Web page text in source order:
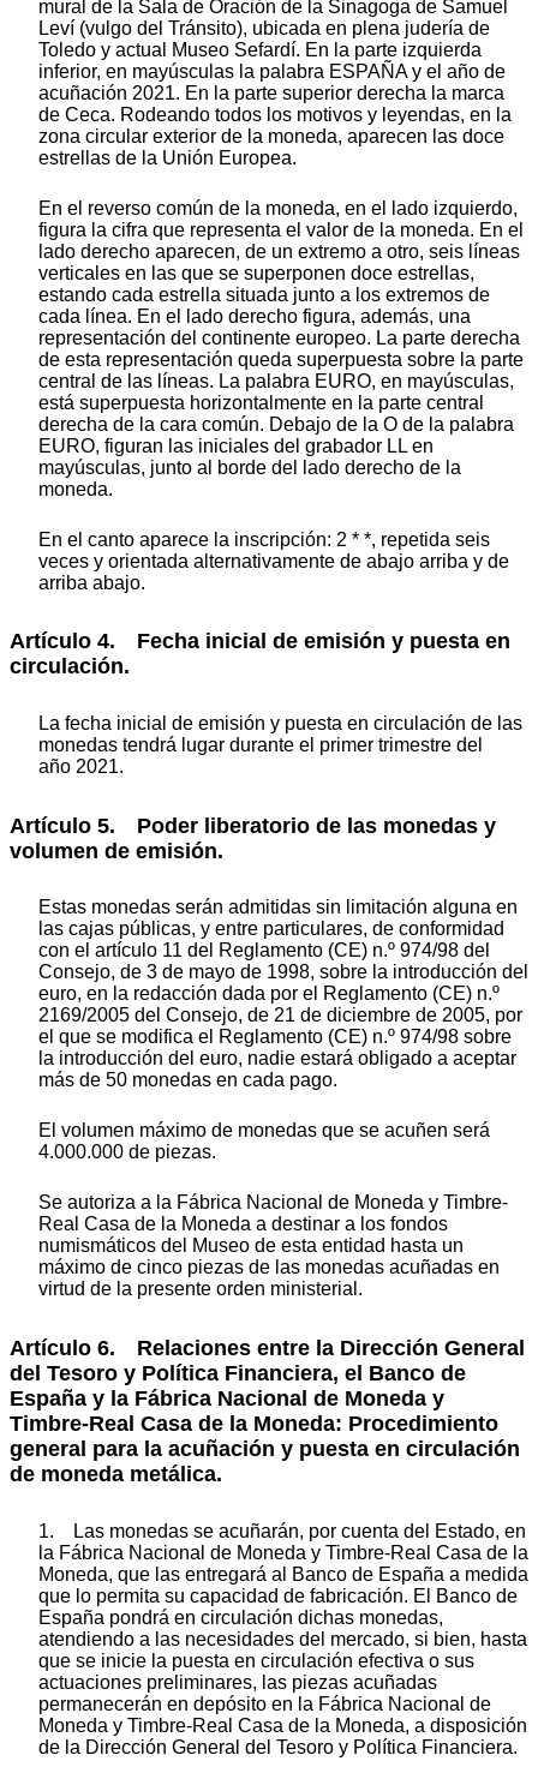
mural de la Sala de Oración de la Sinagoga de Samuel
Leví (vulgo del Tránsito), ubicada en plena judería de
Toledo y actual Museo Sefardí. En la parte izquierda
inferior, en mayúsculas la palabra ESPAÑA y el año de
acuñación 2021. En la parte superior derecha la marca
de Ceca. Rodeando todos los motivos y leyendas, en la
zona circular exterior de la moneda, aparecen las doce
estrellas de la Unión Europea.
En el reverso común de la moneda, en el lado izquierdo,
figura la cifra que representa el valor de la moneda. En el
lado derecho aparecen, de un extremo a otro, seis líneas
verticales en las que se superponen doce estrellas,
estando cada estrella situada junto a los extremos de
cada línea. En el lado derecho figura, además, una
representación del continente europeo. La parte derecha
de esta representación queda superpuesta sobre la parte
central de las líneas. La palabra EURO, en mayúsculas,
está superpuesta horizontalmente en la parte central
derecha de la cara común. Debajo de la O de la palabra
EURO, figuran las iniciales del grabador LL en
mayúsculas, junto al borde del lado derecho de la
moneda.
En el canto aparece la inscripción: 2 * *, repetida seis
veces y orientada alternativamente de abajo arriba y de
arriba abajo.
Artículo 4. Fecha inicial de emisión y puesta en
circulación.
La fecha inicial de emisión y puesta en circulación de las
monedas tendrá lugar durante el primer trimestre del
año 2021.
Artículo 5. Poder liberatorio de las monedas y
volumen de emisión.
Estas monedas serán admitidas sin limitación alguna en
las cajas públicas, y entre particulares, de conformidad
con el artículo 11 del Reglamento (CE) n.º 974/98 del
Consejo, de 3 de mayo de 1998, sobre la introducción del
euro, en la redacción dada por el Reglamento (CE) n.º
2169/2005 del Consejo, de 21 de diciembre de 2005, por
el que se modifica el Reglamento (CE) n.º 974/98 sobre
la introducción del euro, nadie estará obligado a aceptar
más de 50 monedas en cada pago.
El volumen máximo de monedas que se acuñen será
4.000.000 de piezas.
Se autoriza a la Fábrica Nacional de Moneda y Timbre-
Real Casa de la Moneda a destinar a los fondos
numismáticos del Museo de esta entidad hasta un
máximo de cinco piezas de las monedas acuñadas en
virtud de la presente orden ministerial.
Artículo 6. Relaciones entre la Dirección General
del Tesoro y Política Financiera, el Banco de
España y la Fábrica Nacional de Moneda y
Timbre-Real Casa de la Moneda: Procedimiento
general para la acuñación y puesta en circulación
de moneda metálica.
1. Las monedas se acuñarán, por cuenta del Estado, en
la Fábrica Nacional de Moneda y Timbre-Real Casa de la
Moneda, que las entregará al Banco de España a medida
que lo permita su capacidad de fabricación. El Banco de
España pondrá en circulación dichas monedas,
atendiendo a las necesidades del mercado, si bien, hasta
que se inicie la puesta en circulación efectiva o sus
actuaciones preliminares, las piezas acuñadas
permanecerán en depósito en la Fábrica Nacional de
Moneda y Timbre-Real Casa de la Moneda, a disposición
de la Dirección General del Tesoro y Política Financiera.